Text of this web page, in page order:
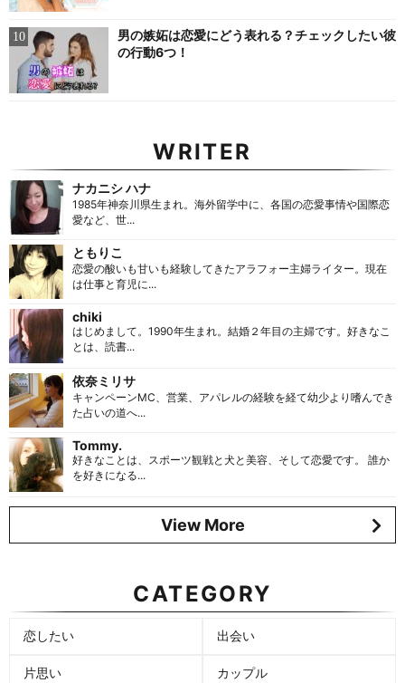
男の嫉妬は恋愛にどう表れる？チェックしたい彼
の行動6つ！
WRITER
ナカニシ ハナ
1985年神奈川県生まれ。海外留学中に、各国の恋愛事情や国際恋
愛など、世...
ともりこ
恋愛の酸いも甘いも経験してきたアラフォー主婦ライター。現在
は仕事と育児に...
chiki
はじめまして。1990年生まれ。結婚２年目の主婦です。好きなこ
とは、読書...
依奈ミリサ
キャンペーンMC、営業、アパレルの経験を経て幼少より嗜んでき
た占いの道へ...
Tommy.
好きなことは、スポーツ観戦と犬と美容、そして恋愛です。 誰か
を好きになる...
View More
CATEGORY
恋したい 出会い
片思い カップル